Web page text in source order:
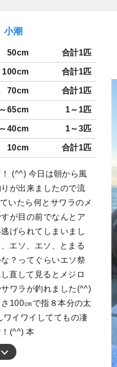
小潮
50cm 合計1匹
100cm 合計1匹
70cm 合計1匹
65cm 1～1匹
40cm 1～3匹
10cm 合計1匹
(^^) 今日は朝から風
が出来ましたので流
いたら何とサワラのメ
が目の前でなんとア
げられてしまいまし
エソ、エソ、とまる
？ってぐらいエソ祭
直して見るとメジロ
ワラが釣れました(^^)
100㎝で指８本分の太
ワイワイしててもの凄
(^^) 本